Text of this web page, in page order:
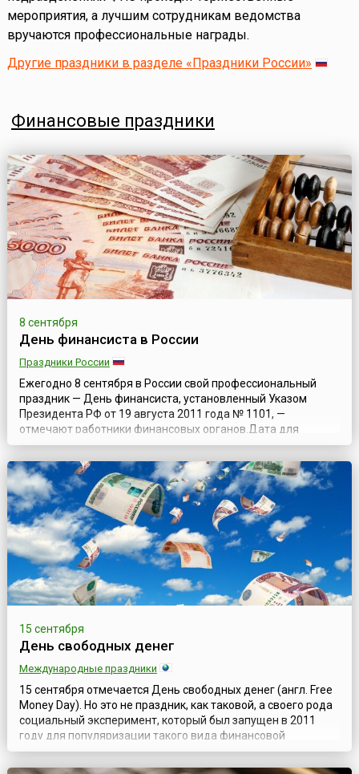
мероприятия, а лучшим сотрудникам ведомства
вручаются профессиональные награды.
Другие праздники в разделе «Праздники России»
Финансовые праздники
8 сентября
День финансиста в России
Праздники России
Ежегодно 8 сентября в России свой профессиональный
праздник — День финансиста, установленный Указом
Президента РФ от 19 августа 2011 года № 1101, —
отмечают работники финансовых органов.Дата для
празднования была выбрана в связи с тем, что 8 сентября
(по старому стилю) 1802 года император Александр I своим
высочайшим манифестом образовал в России
Министерство финансов. Первым министром финансо...
15 сентября
День свободных денег
Международные праздники
15 сентября отмечается День свободных денег (англ. Free
Money Day). Но это не праздник, как таковой, а своего рода
социальный эксперимент, который был запущен в 2011
году для популяризации такого вида финансовой
деятельности, как экономика совместного потребления.
Главная цель Дня – воспитать в людях правильное